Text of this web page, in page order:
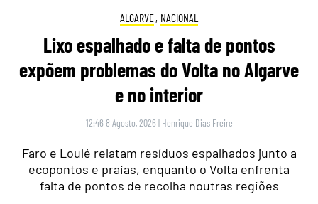
ALGARVE, NACIONAL
Lixo espalhado e falta de pontos
expõem problemas do Volta no Algarve
e no interior
12:46 8 Agosto, 2026 | Henrique Dias Freire
Faro e Loulé relatam resíduos espalhados junto a
ecopontos e praias, enquanto o Volta enfrenta
falta de pontos de recolha noutras regiões